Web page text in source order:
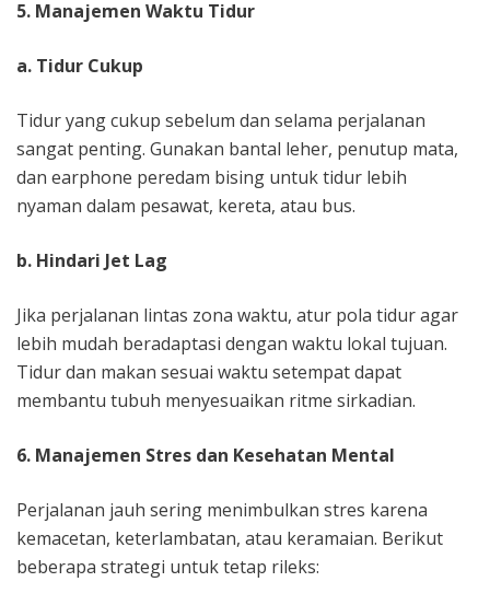
5. Manajemen Waktu Tidur
a. Tidur Cukup
Tidur yang cukup sebelum dan selama perjalanan
sangat penting. Gunakan bantal leher, penutup mata,
dan earphone peredam bising untuk tidur lebih
nyaman dalam pesawat, kereta, atau bus.
b. Hindari Jet Lag
Jika perjalanan lintas zona waktu, atur pola tidur agar
lebih mudah beradaptasi dengan waktu lokal tujuan.
Tidur dan makan sesuai waktu setempat dapat
membantu tubuh menyesuaikan ritme sirkadian.
6. Manajemen Stres dan Kesehatan Mental
Perjalanan jauh sering menimbulkan stres karena
kemacetan, keterlambatan, atau keramaian. Berikut
beberapa strategi untuk tetap rileks: